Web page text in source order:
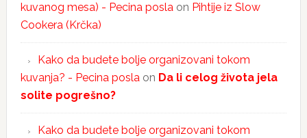
kuvanog mesa) - Pecina poslaon Pihtije iz Slow
Cookera (Krčka)
Kako da budete bolje organizovani tokom
kuvanja? - Pecina poslaon Da li celog života jela
solite pogrešno?
Kako da budete bolje organizovani tokom